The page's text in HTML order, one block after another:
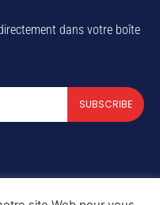
dans votre boîte
SUBSCRIBE